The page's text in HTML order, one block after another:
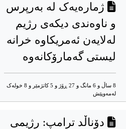
ژمارەیەک لە بەرپرس
و ناوەندی دیکەی رژیم
لەلایەن ئەمریکاوە خرانە
لیستی گەمارۆکانەوە
8 ساڵ و 6 مانگ و 27 ڕۆژ و 5 کاتژمێر و 8 خوله‌ک
له‌مه‌وپێش‌
دۆناڵد ترامپ: رژیمی